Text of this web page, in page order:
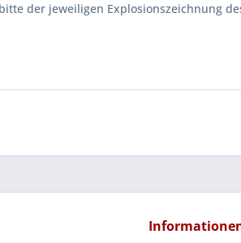
der jeweiligen Explosionszeichnung